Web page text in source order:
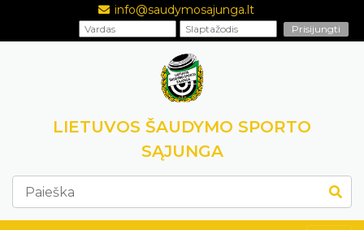
info@saudymosajunga.lt
LIETUVOS ŠAUDYMO SPORTO
SĄJUNGA